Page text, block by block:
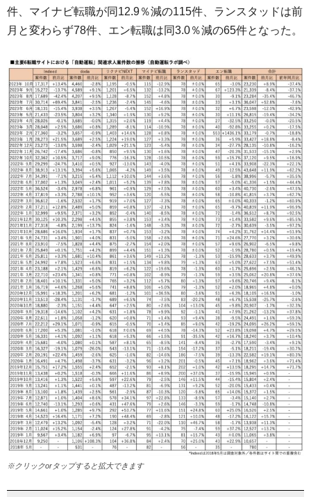
件、マイナビ転職が同12.9％減の115件、ランスタッドは前
月と変わらず78件、エン転職は同3.0％減の65件となった。
※クリックorタップすると拡大できます